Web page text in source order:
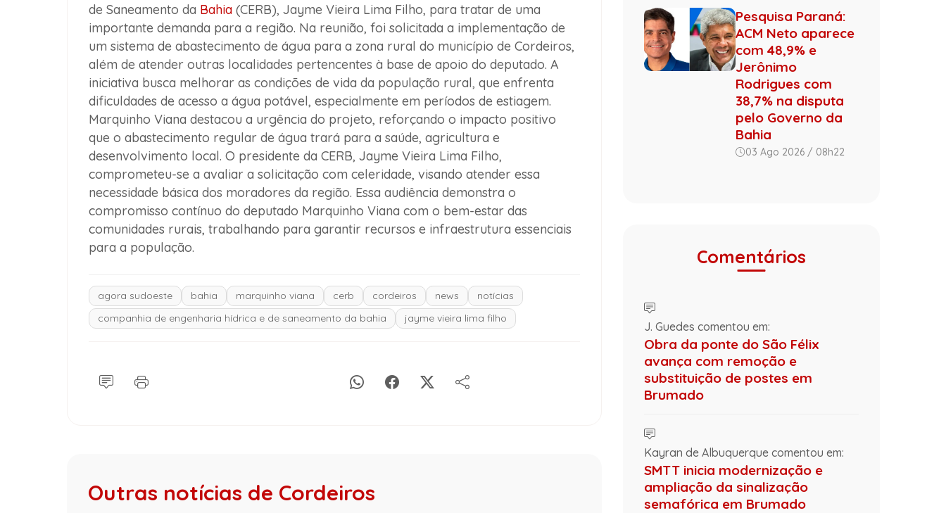
de Saneamento da Bahia(CERB), Jayme Vieira Lima Filho, para tratar de uma
importante demanda para a região. Na reunião, foi solicitada a implementação de
um sistema de abastecimento de água para a zona rural do município de Cordeiros,
além de atender outras localidades pertencentes à base de apoio do deputado. A
iniciativa busca melhorar as condições de vida da população rural, que enfrenta
dificuldades de acesso a água potável, especialmente em períodos de estiagem.
Marquinho Viana destacou a urgência do projeto, reforçando o impacto positivo
que o abastecimento regular de água trará para a saúde, agricultura e
desenvolvimento local. O presidente da CERB, Jayme Vieira Lima Filho,
comprometeu-se a avaliar a solicitação com celeridade, visando atender essa
necessidade básica dos moradores da região. Essa audiência demonstra o
compromisso contínuo do deputado Marquinho Viana com o bem-estar das
comunidades rurais, trabalhando para garantir recursos e infraestrutura essenciais
para a população.
agora sudoeste bahia marquinho viana cerb cordeiros news
notícias
companhia de engenharia hídrica e de saneamento da bahia
jayme vieira lima filho
Outras notícias de Cordeiros
Pesquisa Paraná:
ACM Neto aparece
com 48,9% e
Jerônimo
Rodrigues com
38,7% na disputa
pelo Governo da
Bahia
03 Ago 2026 / 08h22
Comentários
J. Guedes comentou em:
Obra da ponte do São Félix
avança com remoção e
substituição de postes em
Brumado
Kayran de Albuquerque comentou em:
SMTT inicia modernização e
ampliação da sinalização
semafórica em Brumado